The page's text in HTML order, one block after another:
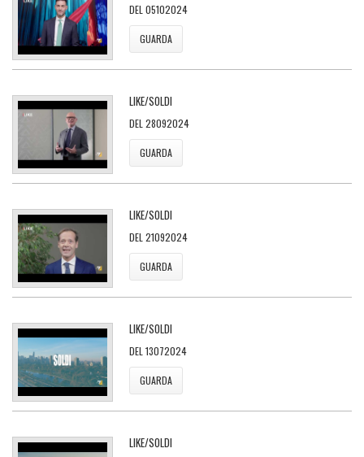
DEL 05102024
GUARDA
LIKE/SOLDI
DEL 28092024
GUARDA
LIKE/SOLDI
DEL 21092024
GUARDA
LIKE/SOLDI
DEL 13072024
GUARDA
LIKE/SOLDI